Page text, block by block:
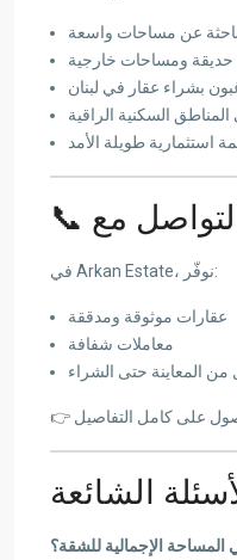
عن مساحات واسعة
حديقة ومساحات خارجية
بشراء عقار في لبنان
السكنية الراقية
استثمارية طويلة الأمد
في Arkan Estate، نوفّر:
عقارات موثوقة ومدققة
معاملات شفافة
المعاينة حتى الشراء
الشائعة
المساحة الإجمالية للشقة؟